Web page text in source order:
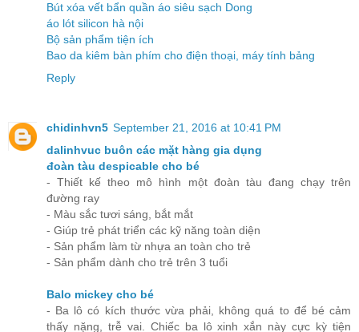
Bút xóa vết bẩn quần áo siêu sạch Dong
áo lót silicon hà nội
Bộ sản phẩm tiện ích
Bao da kiêm bàn phím cho điện thoại, máy tính bảng
Reply
chidinhvn5 September 21, 2016 at 10:41 PM
dalinhvuc buôn các mặt hàng gia dụng
đoàn tàu despicable cho bé
- Thiết kế theo mô hình một đoàn tàu đang chạy trên
đường ray
- Màu sắc tươi sáng, bắt mắt
- Giúp trẻ phát triển các kỹ năng toàn diện
- Sản phẩm làm từ nhựa an toàn cho trẻ
- Sản phẩm dành cho trẻ trên 3 tuổi
Balo mickey cho bé
- Ba lô có kích thước vừa phải, không quá to để bé cảm
thấy nặng, trễ vai. Chiếc ba lô xinh xắn này cực kỳ tiện